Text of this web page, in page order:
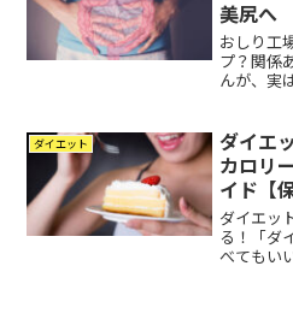
美尻へ
おしり工
プ？関係
んが、実
プに大
維は 腸
適化する
高めます
ダイエット
ダイエ
カロリ
イド【
ダイエッ
る！「ダ
べてもい
太るの
方、多